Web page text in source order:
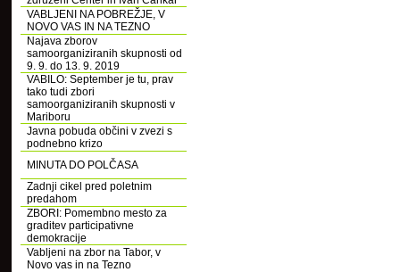
VABLJENI NA POBREŽJE, V
NOVO VAS IN NA TEZNO
Najava zborov
samoorganiziranih skupnosti od
9. 9. do 13. 9. 2019
VABILO: September je tu, prav
tako tudi zbori
samoorganiziranih skupnosti v
Mariboru
Javna pobuda občini v zvezi s
podnebno krizo
MINUTA DO POLČASA
Zadnji cikel pred poletnim
predahom
ZBORI: Pomembno mesto za
graditev participativne
demokracije
Vabljeni na zbor na Tabor, v
Novo vas in na Tezno